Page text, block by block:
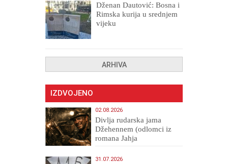
Dženan Dautović: Bosna i
Rimska kurija u srednjem
vijeku
ARHIVA
IZDVOJENO
02.08.2026
Divlja rudarska jama
Džehennem (odlomci iz
romana Jahja
31.07.2026